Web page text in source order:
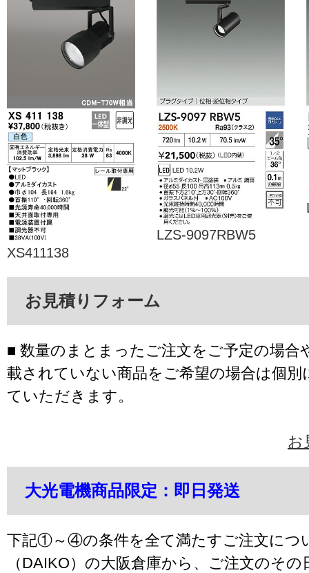
XS411138
LZS-9097RBW5
お見積りフォーム
■ 数量のまとまったご注文をご予定の場合
載されていない商品をご希望の場合は個別
ていただきます。
お
大光電機商品限定：即日発送
下記①～④の条件を全て満たすご注文につ
（DAIKO）の大阪倉庫から、ご注文のそ